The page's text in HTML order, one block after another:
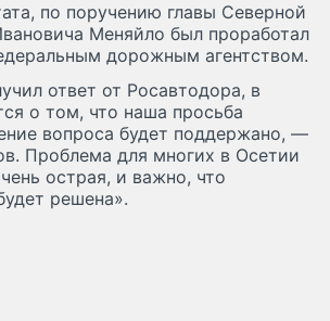
по поручению главы Северной
Меняйло был проработал
дорожным агентством.
ответ от Росавтодора, в
о том, что наша просьба
вопроса будет поддержано, —
Проблема для многих в Осетии
острая, и важно, что
решена».